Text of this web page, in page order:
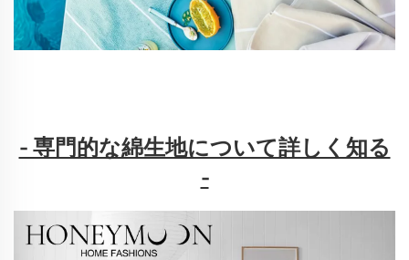
- 専門的な綿生地について詳しく知る
-